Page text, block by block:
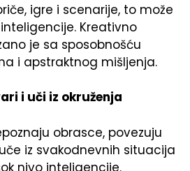
igre i scenarije, to može
Kreativno
je sa sposobnošću
i apstraktnog mišljenja.
i uči iz okruženja
obrasce, povezuju
iz svakodnevnih situacija
nivo inteligencije.